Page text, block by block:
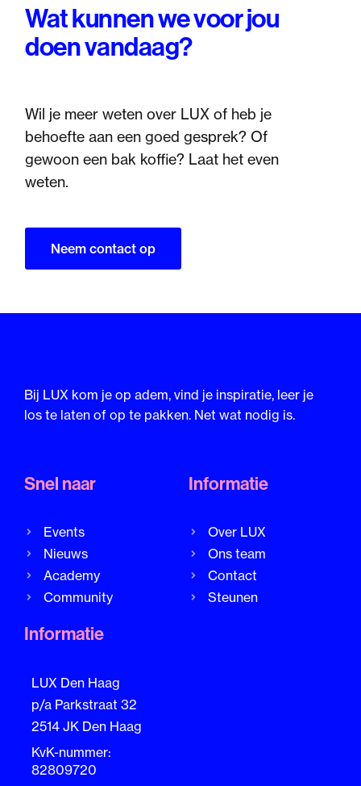
Wat kunnen we voor jou
doen vandaag?
Wil je meer weten over LUX of heb je
behoefte aan een goed gesprek? Of
gewoon een bak koffie? Laat het even
weten.
Neem contact op
Bij LUX kom je op adem, vind je inspiratie, leer je
los te laten of op te pakken. Net wat nodig is.
Snel naar
Events
Nieuws
Academy
Community
Informatie
Over LUX
Ons team
Contact
Steunen
Informatie
LUX Den Haag
p/a Parkstraat 32
2514 JK Den Haag
KvK-nummer:
82809720